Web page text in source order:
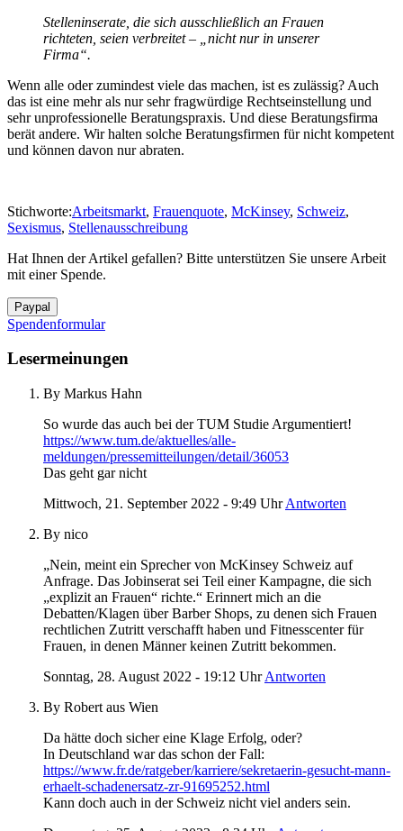
Stelleninserate, die sich ausschließlich an Frauen
richteten, seien verbreitet – „nicht nur in unserer
Firma“.
Wenn alle oder zumindest viele das machen, ist es zulässig? Auch
das ist eine mehr als nur sehr fragwürdige Rechtseinstellung und
sehr unprofessionelle Beratungspraxis. Und diese Beratungsfirma
berät andere. Wir halten solche Beratungsfirmen für nicht kompetent
und können davon nur abraten.
Stichworte:Arbeitsmarkt, Frauenquote, McKinsey, Schweiz,
Sexismus, Stellenausschreibung
Hat Ihnen der Artikel gefallen? Bitte unterstützen Sie unsere Arbeit
mit einer Spende.
Spendenformular
Lesermeinungen
By Markus Hahn
So wurde das auch bei der TUM Studie Argumentiert!
https://www.tum.de/aktuelles/alle-
meldungen/pressemitteilungen/detail/36053
Das geht gar nicht
Mittwoch, 21. September 2022 - 9:49 Uhr Antworten
By nico
„Nein, meint ein Sprecher von McKinsey Schweiz auf
Anfrage. Das Jobinserat sei Teil einer Kampagne, die sich
„explizit an Frauen“ richte.“ Erinnert mich an die
Debatten/Klagen über Barber Shops, zu denen sich Frauen
rechtlichen Zutritt verschafft haben und Fitnesscenter für
Frauen, in denen Männer keinen Zutritt bekommen.
Sonntag, 28. August 2022 - 19:12 Uhr Antworten
By Robert aus Wien
Da hätte doch sicher eine Klage Erfolg, oder?
In Deutschland war das schon der Fall:
https://www.fr.de/ratgeber/karriere/sekretaerin-gesucht-mann-
erhaelt-schadenersatz-zr-91695252.html
Kann doch auch in der Schweiz nicht viel anders sein.